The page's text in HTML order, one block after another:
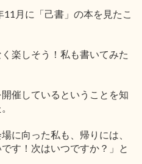
月に「己書」の本を見たこ
楽しそう！私も書いてみた
催しているということを知
に向った私も、帰りには、
す！次はいつですか？」と